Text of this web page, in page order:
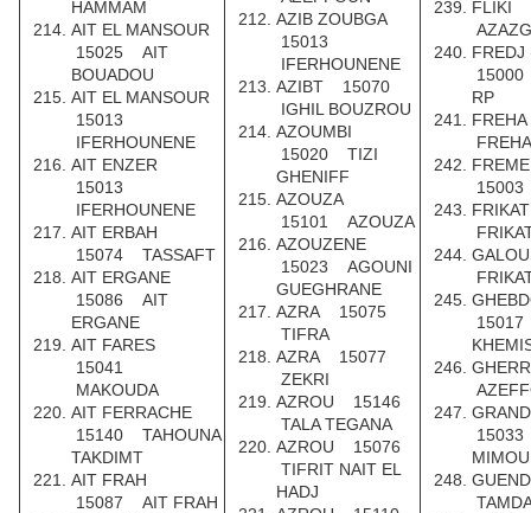
HAMMAM
AIT EL MANSOUR
15025 AIT
BOUADOU
AIT EL MANSOUR
15013
IFERHOUNENE
AIT ENZER
15013
IFERHOUNENE
AIT ERBAH
15074 TASSAFT
AIT ERGANE
15086 AIT
ERGANE
AIT FARES
15041
MAKOUDA
AIT FERRACHE
15140 TAHOUNA
TAKDIMT
AIT FRAH
15087 AIT FRAH
AZIB ZOUBGA
15013
IFERHOUNENE
AZIBT 15070
IGHIL BOUZROU
AZOUMBI
15020 TIZI
GHENIFF
AZOUZA
15101 AZOUZA
AZOUZENE
15023 AGOUNI
GUEGHRANE
AZRA 15075
TIFRA
AZRA 15077
ZEKRI
AZROU 15146
TALA TEGANA
AZROU 15076
TIFRIT NAIT EL
HADJ
FLIKI
RP
FREHA
15033